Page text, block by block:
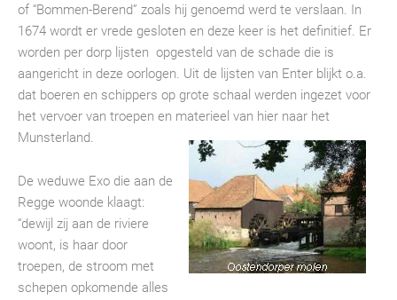
of “Bommen-Berend” zoals hij genoemd werd te verslaan. In
1674 wordt er vrede gesloten en deze keer is het definitief. Er
worden per dorp lijsten opgesteld van de schade die is
aangericht in deze oorlogen. Uit de lijsten van Enter blijkt o.a.
dat boeren en schippers op grote schaal werden ingezet voor
het vervoer van troepen en materieel van hier naar het
Munsterland.
De weduwe Exo die aan de
Regge woonde klaagt:
“dewijl zij aan de riviere
woont, is haar door
troepen, de stroom met
schepen opkomende alles